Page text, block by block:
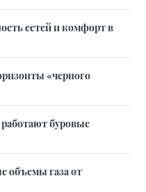
сетей и комфорт в
«черного
буровые
объемы газа от